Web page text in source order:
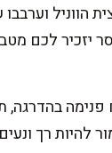
הווניל
יזכיר לכם
בהדרגה,
להיות רך